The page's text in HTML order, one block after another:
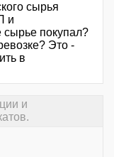
сырья
и
сырье покупал?
Это -
в
и